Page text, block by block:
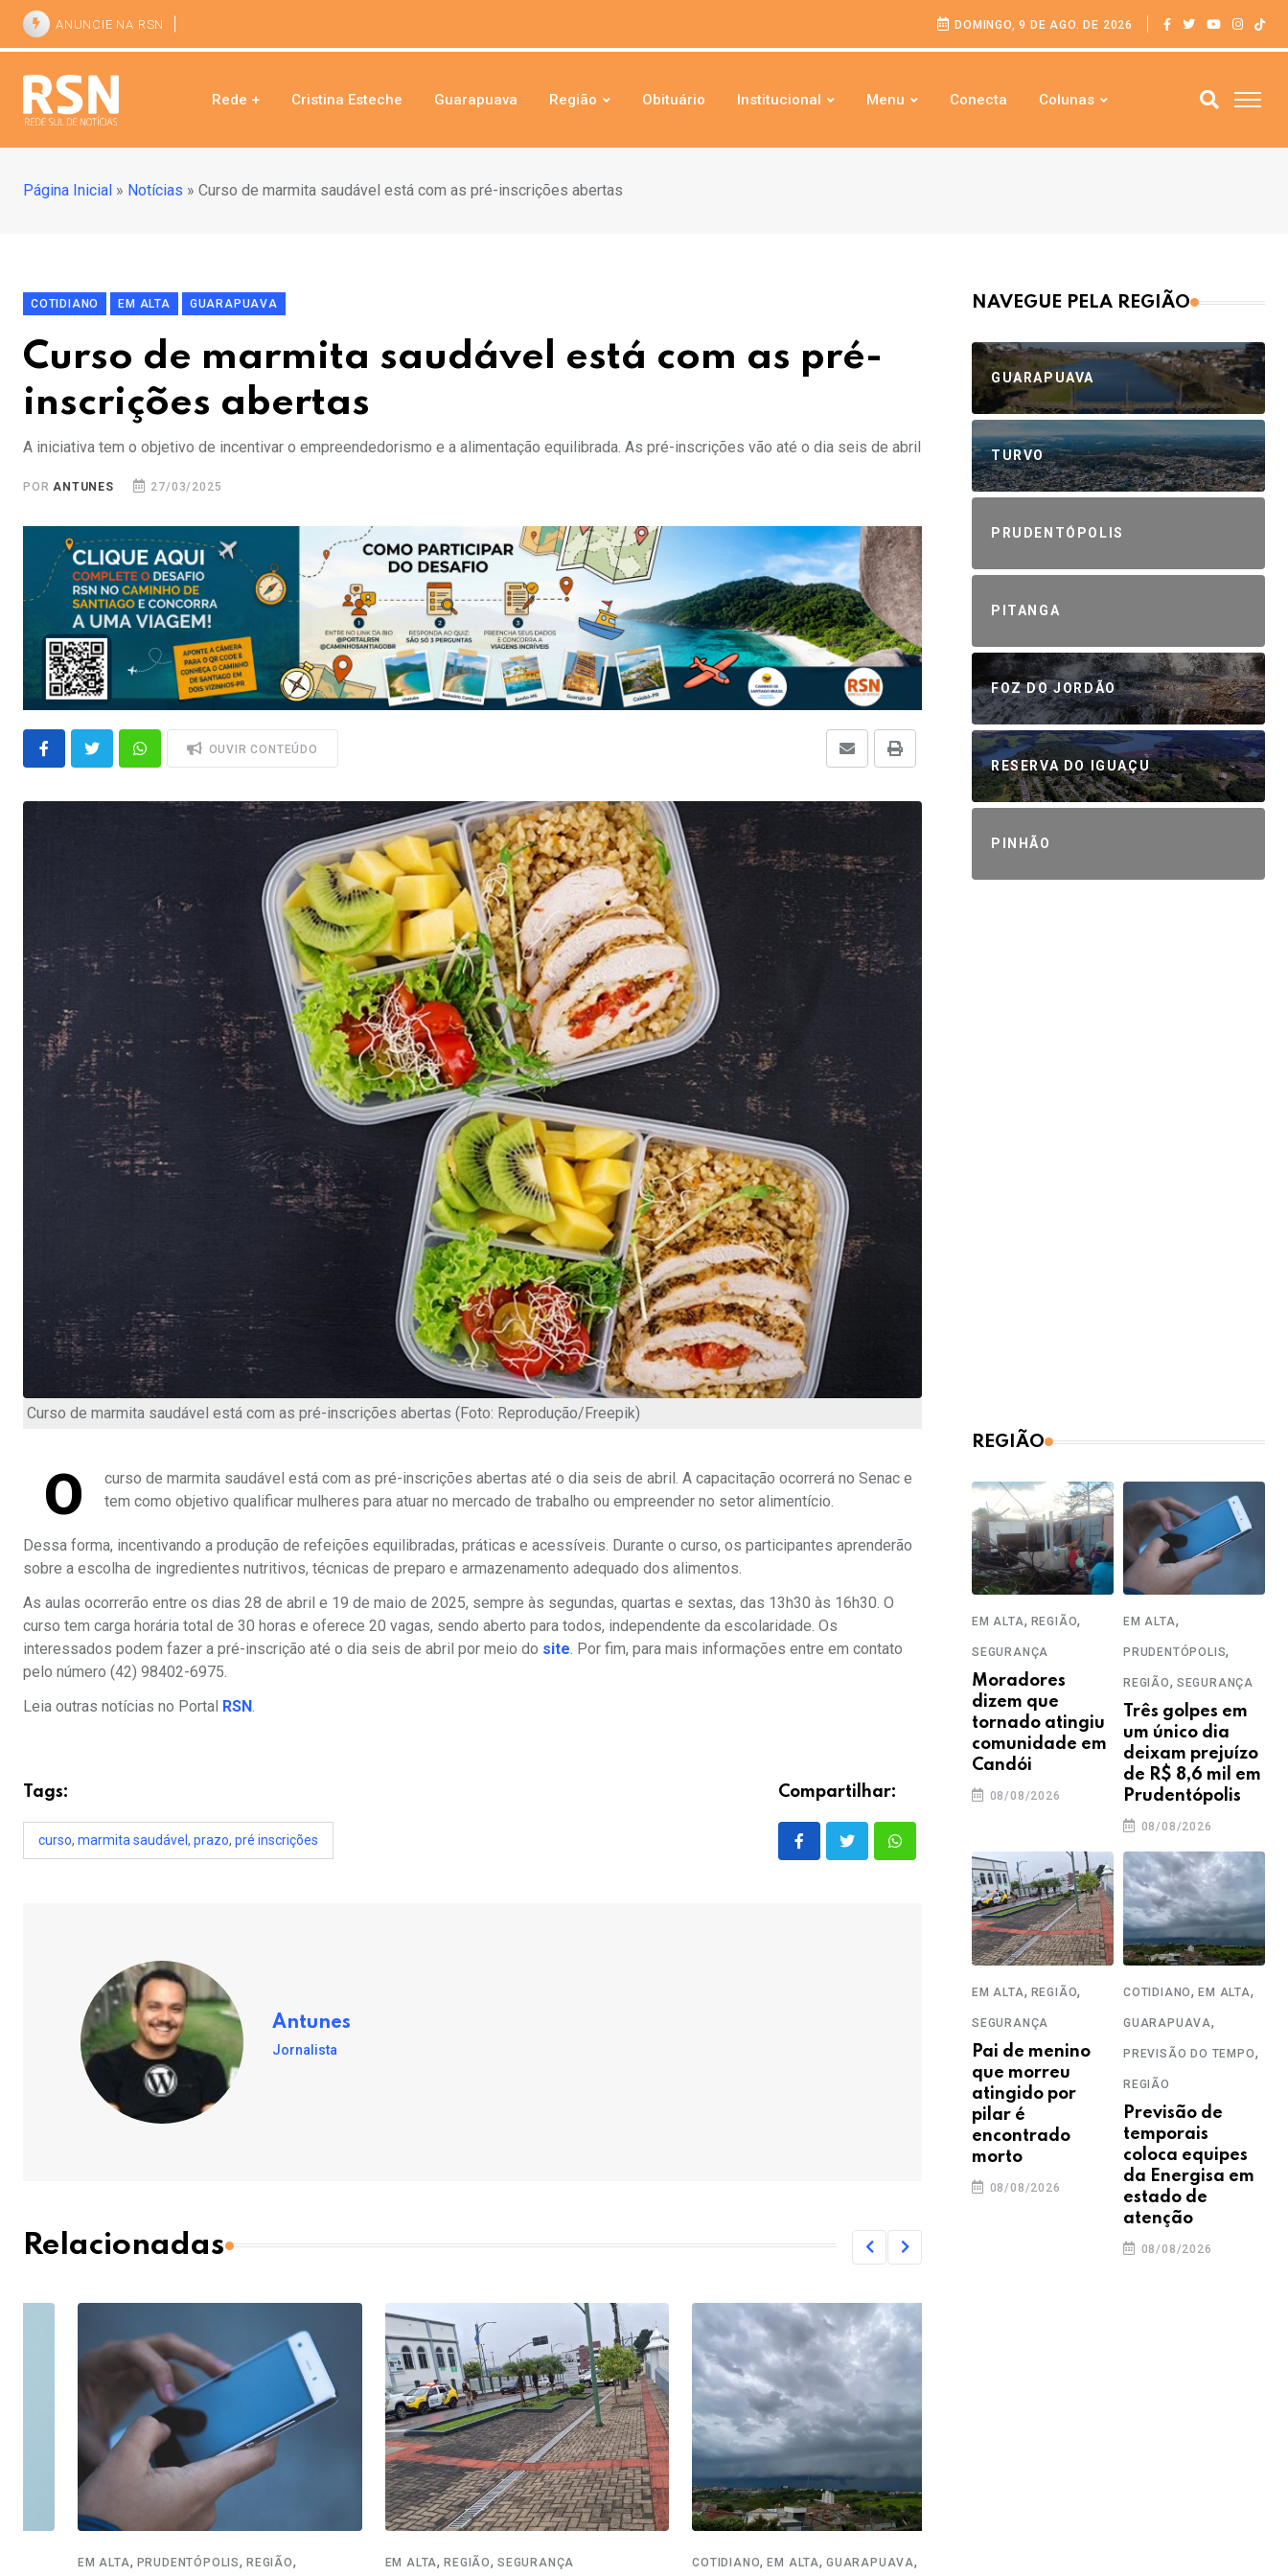
ANUNCIE NA RSN DOMINGO, 9 DE AGO. DE 2026
Rede + Cristina Esteche Guarapuava Região Obituário Institucional Menu Conecta Colunas
Página Inicial » Notícias » Curso de marmita saudável está com as pré-inscrições abertas
COTIDIANO EM ALTA GUARAPUAVA
Curso de marmita saudável está com as pré-
inscrições abertas
A iniciativa tem o objetivo de incentivar o empreendedorismo e a alimentação equilibrada. As pré-inscrições vão até o dia seis de abril
PORANTUNES 27/03/2025
OUVIR CONTEÚDO
Curso de marmita saudável está com as pré-inscrições abertas (Foto: Reprodução/Freepik)
O
curso de marmita saudável está com as pré-inscrições abertas até o dia seis de abril. A capacitação ocorrerá no Senac e
tem como objetivo qualificar mulheres para atuar no mercado de trabalho ou empreender no setor alimentício.
Dessa forma, incentivando a produção de refeições equilibradas, práticas e acessíveis. Durante o curso, os participantes aprenderão
sobre a escolha de ingredientes nutritivos, técnicas de preparo e armazenamento adequado dos alimentos.
As aulas ocorrerão entre os dias 28 de abril e 19 de maio de 2025, sempre às segundas, quartas e sextas, das 13h30 às 16h30. O
curso tem carga horária total de 30 horas e oferece 20 vagas, sendo aberto para todos, independente da escolaridade. Os
interessados podem fazer a pré-inscrição até o dia seis de abril por meio do site. Por fim, para mais informações entre em contato
pelo número (42) 98402-6975.
Leia outras notícias no Portal RSN.
Tags:
curso, marmita saudável , prazo, pré inscrições
Compartilhar:
Antunes
Jornalista
Relacionadas
,PRUDENTÓPOLIS,REGIÃO, ,REGIÃO, SEGURANÇA COTIDIANO,EM ALTA ,GUARAPUAVA ,
NAVEGUE PELA REGIÃO
GUARAPUAVA
TURVO
PRUDENTÓPOLIS
PITANGA
FOZ DO JORDÃO
RESERVA DO IGUAÇU
PINHÃO
REGIÃO
EM ALTA, REGIÃO,
SEGURANÇA
Moradores
dizem que
tornado atingiu
comunidade em
Candói
08/08/2026
EM ALTA,
PRUDENTÓPOLIS,
REGIÃO, SEGURANÇA
Três golpes em
um único dia
deixam prejuízo
de R$ 8,6 mil em
Prudentópolis
08/08/2026
EM ALTA, REGIÃO,
SEGURANÇA
Pai de menino
que morreu
atingido por
pilar é
encontrado
morto
08/08/2026
COTIDIANO,EM ALTA,
GUARAPUAVA,
PREVISÃO DO TEMPO,
REGIÃO
Previsão de
temporais
coloca equipes
da Energisa em
estado de
atenção
08/08/2026